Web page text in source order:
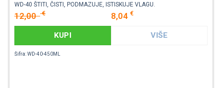
WD-40 ŠTITI, ČISTI, PODMAZUJE, ISTISKUJE VLAGU.
12,00€ 8,04 €
KUPI VIŠE
Šifra: WD-40-450ML